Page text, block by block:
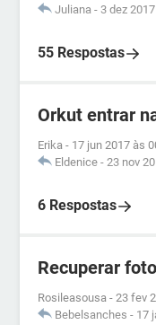
Juliana - 3 dez
55 Respostas
Orkut entrar
Erika - 17 jun 2017 às
Eldenice - 23 nov
6 Respostas
Recuperar
Rosileasousa - 23 fev
Bebelsanches - 17